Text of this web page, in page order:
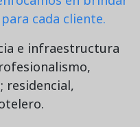
cada cliente.
e infraestructura
residencial,